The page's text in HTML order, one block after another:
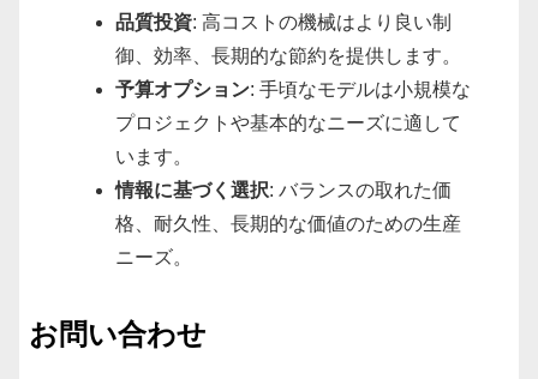
品質投資: 高コストの機械はより良い制
御、効率、長期的な節約を提供します。
予算オプション: 手頃なモデルは小規模な
プロジェクトや基本的なニーズに適して
います。
情報に基づく選択: バランスの取れた価
格、耐久性、長期的な価値のための生産
ニーズ。
お問い合わせ